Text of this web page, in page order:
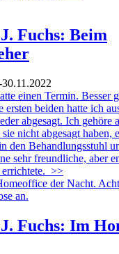
Fuchs: Beim
einen Termin. Besser
ersten beiden hatte ich
abgesagt. Ich gehöre
nicht abgesagt haben,
den Behandlungsstuhl
sehr freundliche, aber
>>
Fuchs: Im